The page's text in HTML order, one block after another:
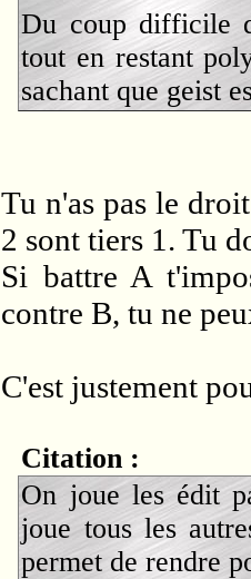
Du coup difficile
tout en restant
sachant que geist
Tu n'as pas le
2 sont tiers 1. Tu
Si battre A
contre B, tu ne
C'est justement
Citation :
On joue les édit
joue tous les
permet de rendre